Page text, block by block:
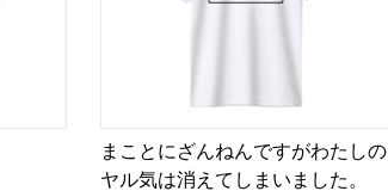
まことにざんねんですがわたしの
ヤル気は消えてしまいました。